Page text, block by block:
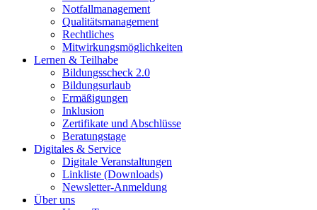
Notfallmanagement
Qualitätsmanagement
Rechtliches
Mitwirkungsmöglichkeiten
Lernen & Teilhabe
Bildungsscheck 2.0
Bildungsurlaub
Ermäßigungen
Inklusion
Zertifikate und Abschlüsse
Beratungstage
Digitales & Service
Digitale Veranstaltungen
Linkliste (Downloads)
Newsletter-Anmeldung
Über uns